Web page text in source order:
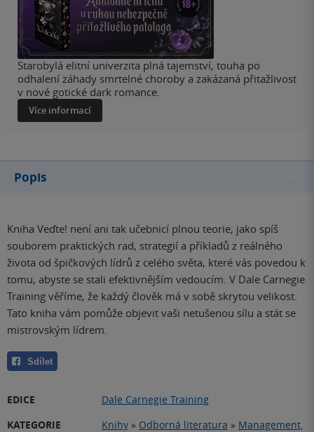
Starobylá elitní univerzita plná tajemství, touha po
odhalení záhady smrtelné choroby a zakázaná přitažlivost
v nové gotické dark romance.
Více informací
Popis
Kniha Veďte! není ani tak učebnicí plnou teorie, jako spíš
souborem praktických rad, strategií a příkladů z reálného
života od špičkových lídrů z celého světa, které vás povedou k
tomu, abyste se stali efektivnějším vedoucím. V Dale Carnegie
Training věříme, že každý člověk má v sobě skrytou velikost.
Tato kniha vám pomůže objevit vaši netušenou sílu a stát se
mistrovským lídrem.
Sdílet
EDICE
Dale Carnegie Training
KATEGORIE
Knihy » Odborná literatura » Management,